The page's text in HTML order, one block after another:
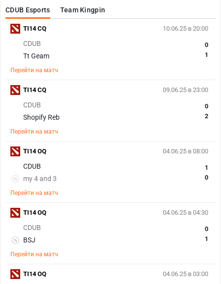
CDUB Esports Team Kingpin
10.06.25 в 20:00
CDUB
Tt Geam
0
1
Перейти на матч
TI14 CQ
09.06.25 в 23:00
CDUB
Shopify Reb
0
2
Перейти на матч
TI14 CQ
04.06.25 в 08:00
CDUB
my 4 and 3
1
0
Перейти на матч
TI14 OQ
04.06.25 в 04:30
CDUB
BSJ
0
1
Перейти на матч
TI14 OQ
04.06.25 в 03:00
TI14 OQ